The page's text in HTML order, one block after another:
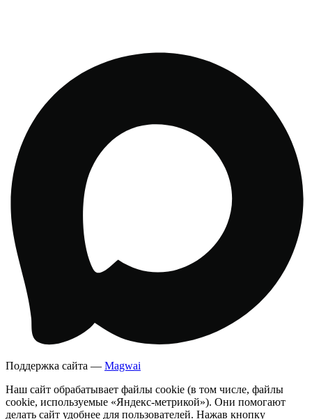
Поддержка сайта — Magwai
Наш сайт обрабатывает файлы cookie (в том числе, файлы
cookie, используемые «Яндекс-метрикой»). Они помогают
делать сайт удобнее для пользователей. Нажав кнопку